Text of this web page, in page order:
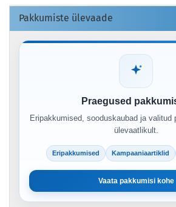
Pakkumiste ülevaade
Praegused
Eripakkumised, sooduskaubad ja valitud
ülevaatlikult.
Eripakkumised Kampaaniaartiklid
Vaata pakkumisi kohe